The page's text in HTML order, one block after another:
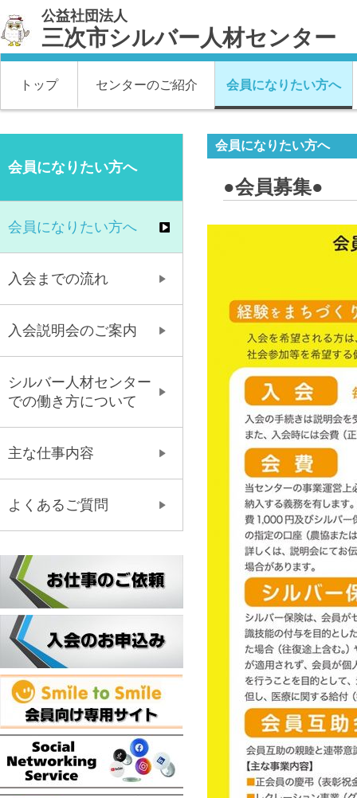
公益社団法人
三次市シルバー人材センター
トップ センターのご紹介 会員になりたい方へ
会員になりたい方へ
●会員募集●
会員になりたい方へ
会員になりたい方へ
入会までの流れ
入会説明会のご案内
シルバー人材センター
での働き方について
主な仕事内容
よくあるご質問